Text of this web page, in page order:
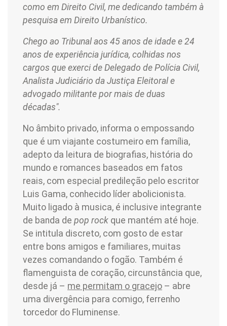
como em Direito Civil, me dedicando também à
pesquisa em Direito Urbanístico.
Chego ao Tribunal aos 45 anos de idade e 24
anos de experiência jurídica, colhidas nos
cargos que exerci de Delegado de Polícia Civil,
Analista Judiciário da Justiça Eleitoral e
advogado militante por mais de duas
décadas".
No âmbito privado, informa o empossando
que é um viajante costumeiro em família,
adepto da leitura de biografias, história do
mundo e romances baseados em fatos
reais, com especial predileção pelo escritor
Luis Gama, conhecido líder abolicionista.
Muito ligado à musica, é inclusive integrante
de banda de pop rock que mantém até hoje.
Se intitula discreto, com gosto de estar
entre bons amigos e familiares, muitas
vezes comandando o fogão. Também é
flamenguista de coração, circunstância que,
desde já – me permitam o gracejo – abre
uma divergência para comigo, ferrenho
torcedor do Fluminense.